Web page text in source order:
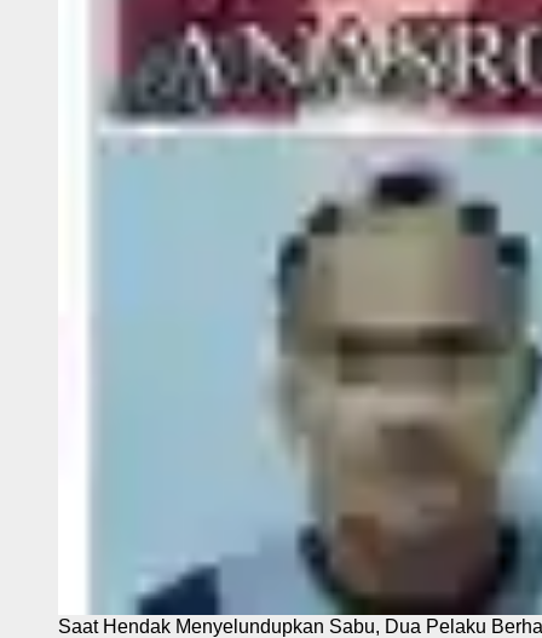
Saat Hendak Menyelundupkan Sabu, Dua Pelaku